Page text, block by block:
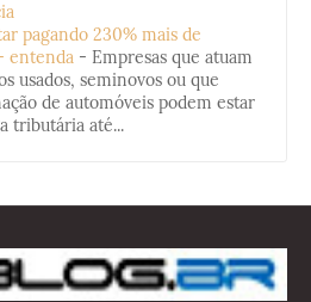
pagando 230% mais de
entenda - Empresas que atuam
usados, seminovos ou que
de automóveis podem estar
tributária até...